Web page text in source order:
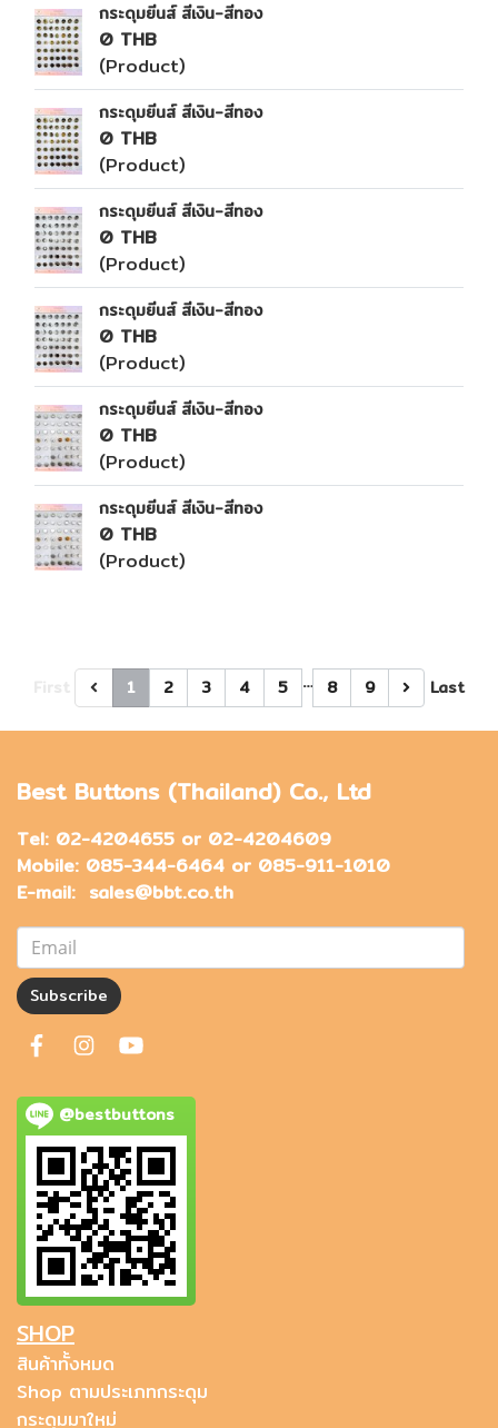
กระดุมยีนส์ สีเงิน-สีทอง
0 THB
(Product)
กระดุมยีนส์ สีเงิน-สีทอง
0 THB
(Product)
กระดุมยีนส์ สีเงิน-สีทอง
0 THB
(Product)
กระดุมยีนส์ สีเงิน-สีทอง
0 THB
(Product)
กระดุมยีนส์ สีเงิน-สีทอง
0 THB
(Product)
กระดุมยีนส์ สีเงิน-สีทอง
0 THB
(Product)
1 2 3 4 5 … 8 9 Last
Best Buttons (Thailand) Co., Ltd
Tel: 02-4204655 or 02-4204609
Mobile: 085-344-6464 or 085-911-1010
E-mail: sales@bbt.co.th
Subscribe
@bestbuttons
SHOP
สินค้าทั้งหมด
Shop ตามประเภทกระดุม
กระดุมมาใหม่